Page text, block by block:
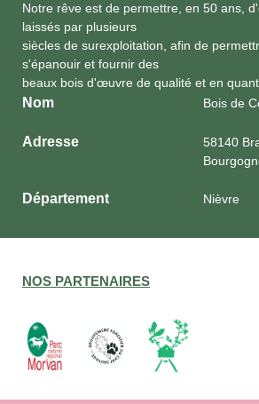
Notre rêve est de permettre, en 50 ans,
laissés par plusieurs
siècles de surexploitation, afin de
s'épanouir et fournir des
beaux bois d'œuvre de qualité et en
Nom Bois de
Adresse
58140
Département Nièvre
NOS PARTENAIRES